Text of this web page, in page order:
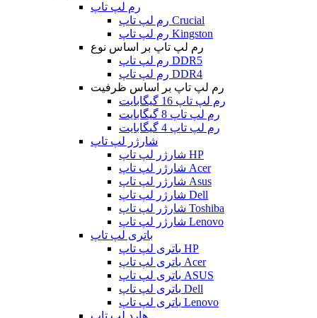
رم لپ تاپ
رم لپ تاپ Crucial
رم لپ تاپ Kingston
رم لپ تاپ بر اساس نوع
رم لپ تاپ DDR5
رم لپ تاپ DDR4
رم لپ تاپ بر اساس ظرفیت
رم لپ تاپ 16 گیگابایت
رم لپ تاپ 8 گیگابایت
رم لپ تاپ 4 گیگابایت
شارژر لپ تاپ
شارژر لپ تاپ HP
شارژر لپ تاپ Acer
شارژر لپ تاپ Asus
شارژر لپ تاپ Dell
شارژر لپ تاپ Toshiba
شارژر لپ تاپ Lenovo
باتری لپ تاپ
باتری لپ تاپ HP
باتری لپ تاپ Acer
باتری لپ تاپ ASUS
باتری لپ تاپ Dell
باتری لپ تاپ Lenovo
هارد لپ تاپ